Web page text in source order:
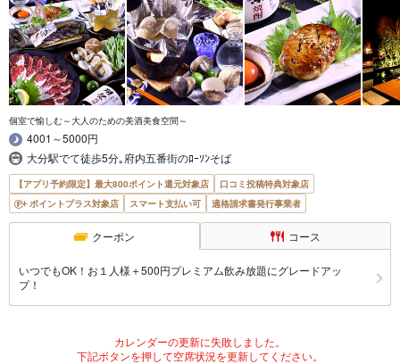
個室で愉しむ～大人のための美酒美食空間～
4001～5000円
大分駅でて徒歩5分｡府内五番街のﾛｰｿﾝそば
【アプリ予約限定】最大800ポイント還元対象店
口コミ投稿特典対象店
ポイントプラス対象店
スマート支払い可 適格請求書発行事業者
クーポン コース
いつでもOK！お１人様＋500円プレミアム飲み放題にグレードアッ
プ！
カレンダーの更新に失敗しました。
下記ボタンを押して空席状況を更新してください。